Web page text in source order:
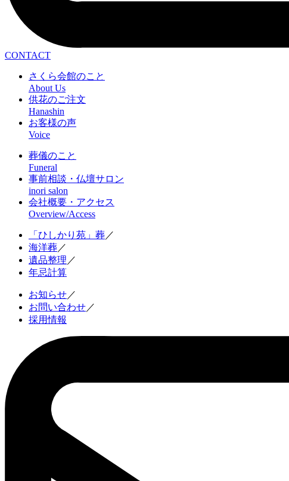
CONTACT
さくら会館のこと
About Us
供花のご注文
Hanashin
お客様の声
Voice
葬儀のこと
Funeral
事前相談・仏壇サロン
inori salon
会社概要・アクセス
Overview/Access
「ひしかり苑」葬／
海洋葬／
遺品整理 ／
年忌計算
お知らせ／
お問い合わせ／
採用情報